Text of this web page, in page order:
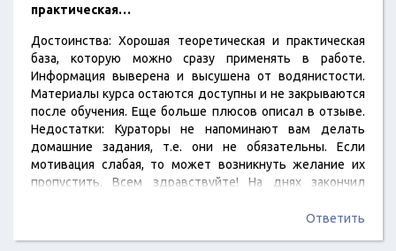
практическая…
Достоинства: Хорошая теоретическая и практическая
база, которую можно сразу применять в работе.
Информация выверена и высушена от водянистости.
Материалы курса остаются доступны и не закрываются
после обучения. Еще больше плюсов описал в отзыве.
Недостатки: Кураторы не напоминают вам делать
домашние задания, т.е. они не обязательны. Если
мотивация слабая, то может возникнуть желание их
пропустить. Всем здравствуйте! На днях закончил
обучению персонала» и получил диплом. Прохождение
Ответить